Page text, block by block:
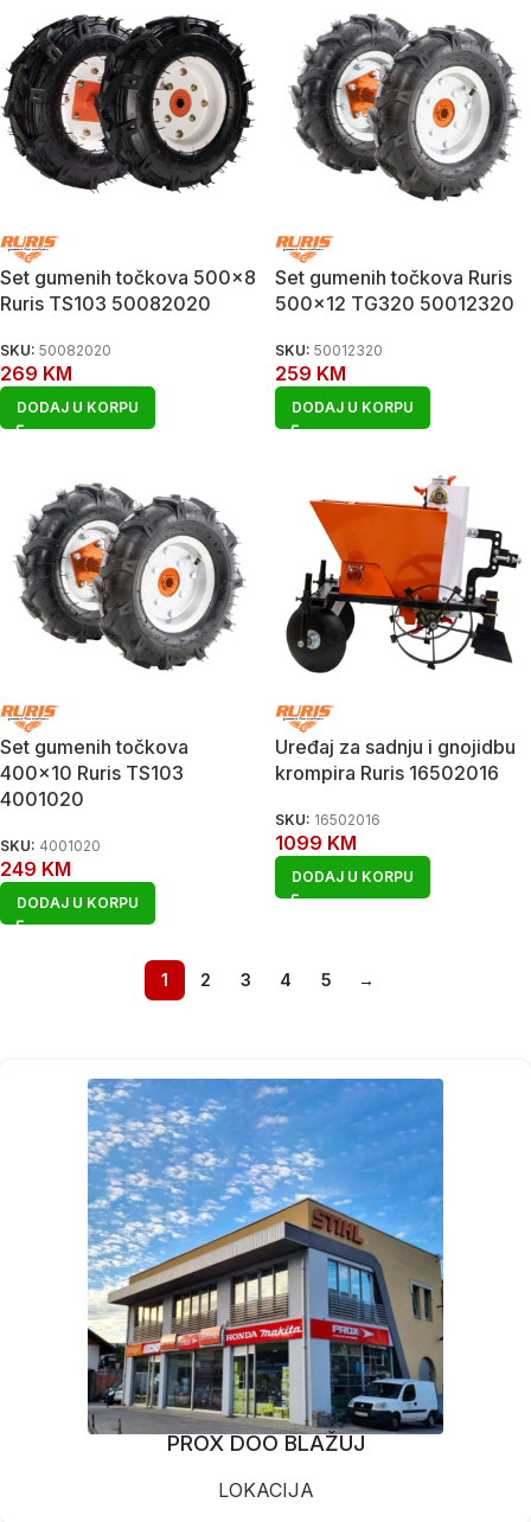
Set gumenih točkova 500×8
Ruris TS103 50082020
SKU: 50082020
269 KM
DODAJ U KORPU
Set gumenih točkova Ruris
500×12 TG320 50012320
SKU: 50012320
259 KM
DODAJ U KORPU
Set gumenih točkova
400×10 Ruris TS103
4001020
SKU: 4001020
249 KM
DODAJ U KORPU
Uređaj za sadnju i gnojidbu
krompira Ruris 16502016
SKU: 16502016
1099 KM
DODAJ U KORPU
1 2 3 4 5 →
PROX DOO BLAŽUJ
LOKACIJA